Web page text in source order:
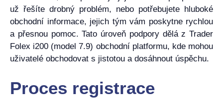
už řešíte drobný problém, nebo potřebujete hluboké
obchodní informace, jejich tým vám poskytne rychlou
a přesnou pomoc. Tato úroveň podpory dělá z Trader
Folex i200 (model 7.9) obchodní platformu, kde mohou
uživatelé obchodovat s jistotou a dosáhnout úspěchu.
Proces registrace